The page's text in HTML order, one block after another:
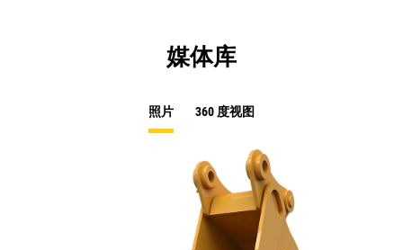
媒体库
照片 360 度视图